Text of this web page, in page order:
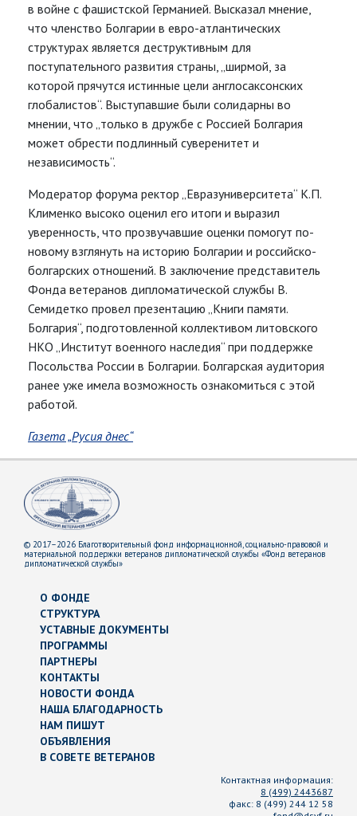
в войне с фашистской Германией. Высказал мнение,
что членство Болгарии в евро-атлантических
структурах является деструктивным для
поступательного развития страны, „ширмой, за
которой прячутся истинные цели англосаксонских
глобалистов“. Выступавшие были солидарны во
мнении, что „только в дружбе с Россией Болгария
может обрести подлинный суверенитет и
независимость“.
Модератор форума ректор „Евразуниверситета“ К.П.
Клименко высоко оценил его итоги и выразил
уверенность, что прозвучавшие оценки помогут по-
новому взглянуть на историю Болгарии и российско-
болгарских отношений. В заключение представитель
Фонда ветеранов дипломатической службы В.
Семидетко провел презентацию „Книги памяти.
Болгария“, подготовленной коллективом литовского
НКО „Институт военного наследия“ при поддержке
Посольства России в Болгарии. Болгарская аудитория
ранее уже имела возможность ознакомиться с этой
работой.
Газета „Русия днес“
© 2017–2026 Благотворительный фонд информационной, социально-правовой и
материальной поддержки ветеранов дипломатической службы «Фонд ветеранов
дипломатической службы»
О ФОНДЕ
СТРУКТУРА
УСТАВНЫЕ ДОКУМЕНТЫ
ПРОГРАММЫ
ПАРТНЕРЫ
КОНТАКТЫ
НОВОСТИ ФОНДА
НАША БЛАГОДАРНОСТЬ
НАМ ПИШУТ
ОБЪЯВЛЕНИЯ
В СОВЕТЕ ВЕТЕРАНОВ
Контактная информация:
8 (499) 2443687
факс: 8 (499) 244 12 58